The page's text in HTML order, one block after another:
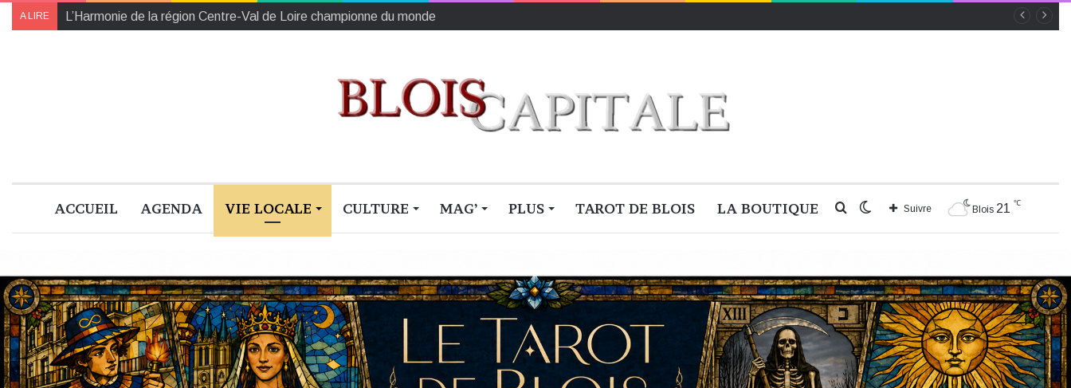
A LIRE À Blois, la Librairie Médicis annonce son ouverture en rejouant la fuite de la reine mère
ACCUEIL AGENDA VIE LOCALE CULTURE MAG’ PLUS TAROT DE BLOIS LA BOUTIQUE Blois 21 ℃
Suivre
Switch
Rechercher